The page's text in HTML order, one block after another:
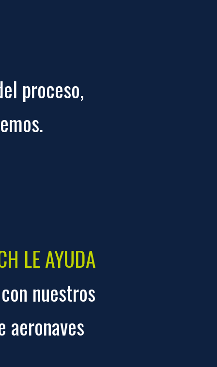
proceso,
LE AYUDA
nuestros